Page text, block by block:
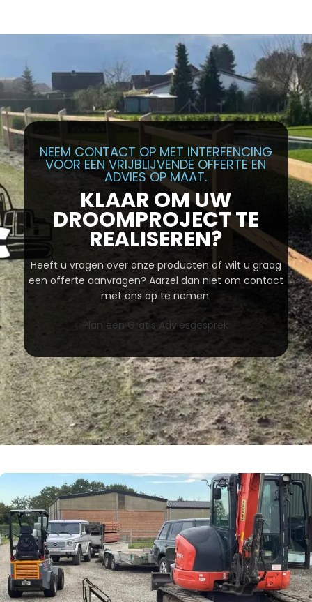
NEEM CONTACT OP MET INTERFENCING
VOOR EEN VRIJBLIJVENDE OFFERTE EN
ADVIES OP MAAT.
KLAAR OM UW
DROOMPROJECT TE
REALISEREN?
Heeft u vragen over onze producten of wilt u graag
een offerte aanvragen? Aarzel dan niet om contact
met ons op te nemen.
Plan een Gratis Adviesgesprek